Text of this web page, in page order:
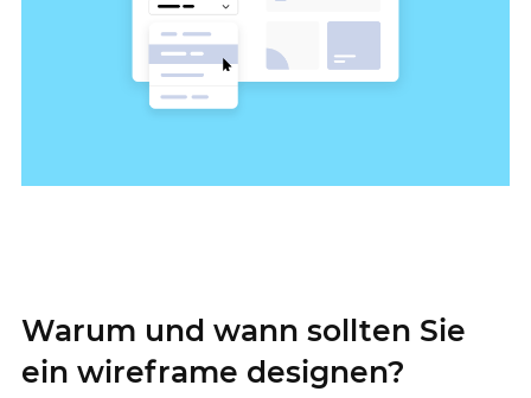
Warum und wann sollten Sie
ein wireframe designen?